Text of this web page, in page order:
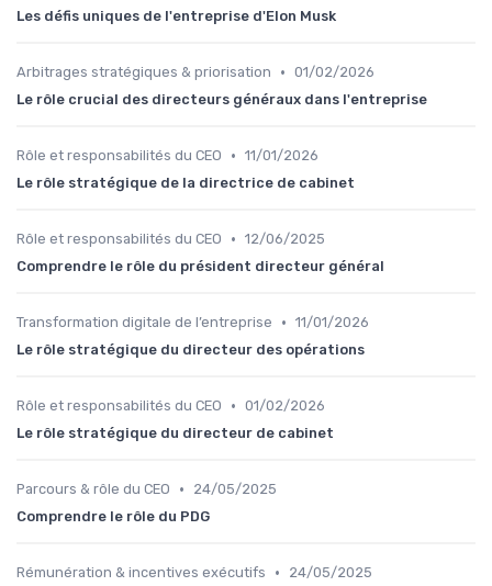
Les défis uniques de l'entreprise d'Elon Musk
Arbitrages stratégiques & priorisation • 01/02/2026
Le rôle crucial des directeurs généraux dans l'entreprise
Rôle et responsabilités du CEO • 11/01/2026
Le rôle stratégique de la directrice de cabinet
Rôle et responsabilités du CEO • 12/06/2025
Comprendre le rôle du président directeur général
Transformation digitale de l’entreprise • 11/01/2026
Le rôle stratégique du directeur des opérations
Rôle et responsabilités du CEO • 01/02/2026
Le rôle stratégique du directeur de cabinet
Parcours & rôle du CEO •
24/05/2025
Comprendre le rôle du PDG
Rémunération & incentives exécutifs •
24/05/2025